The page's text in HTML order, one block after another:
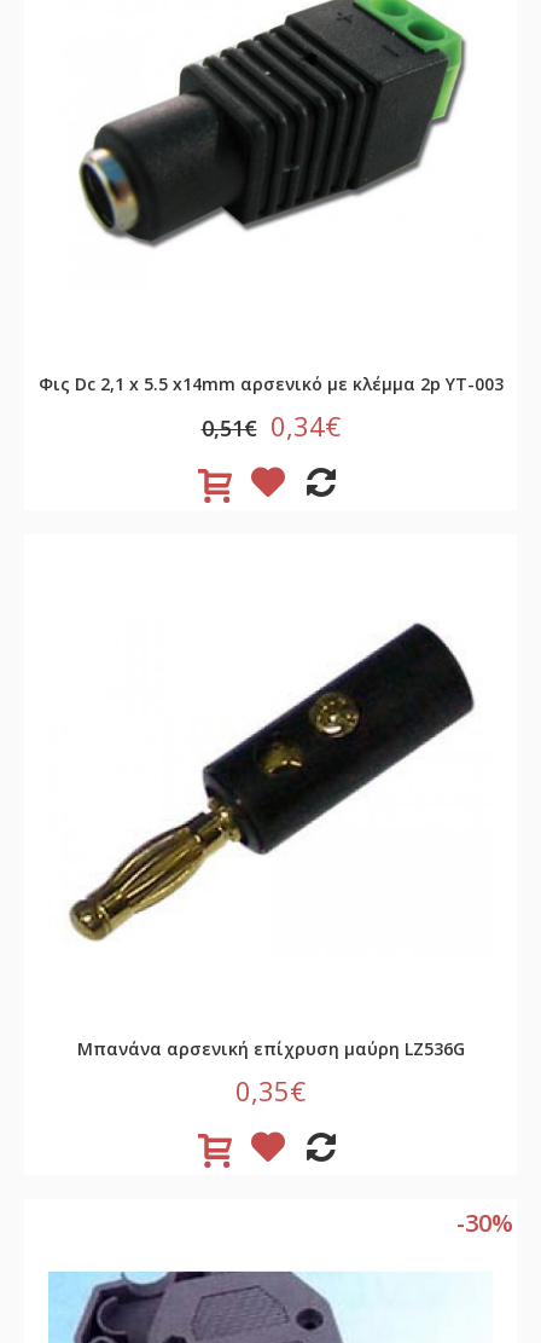
Φις Dc 2,1 x 5.5 x14mm αρσενικό με κλέμμα 2p YT-003
0,51€ 0,34€
Μπανάνα αρσενική επίχρυση μαύρη LZ536G
0,35€
-30%